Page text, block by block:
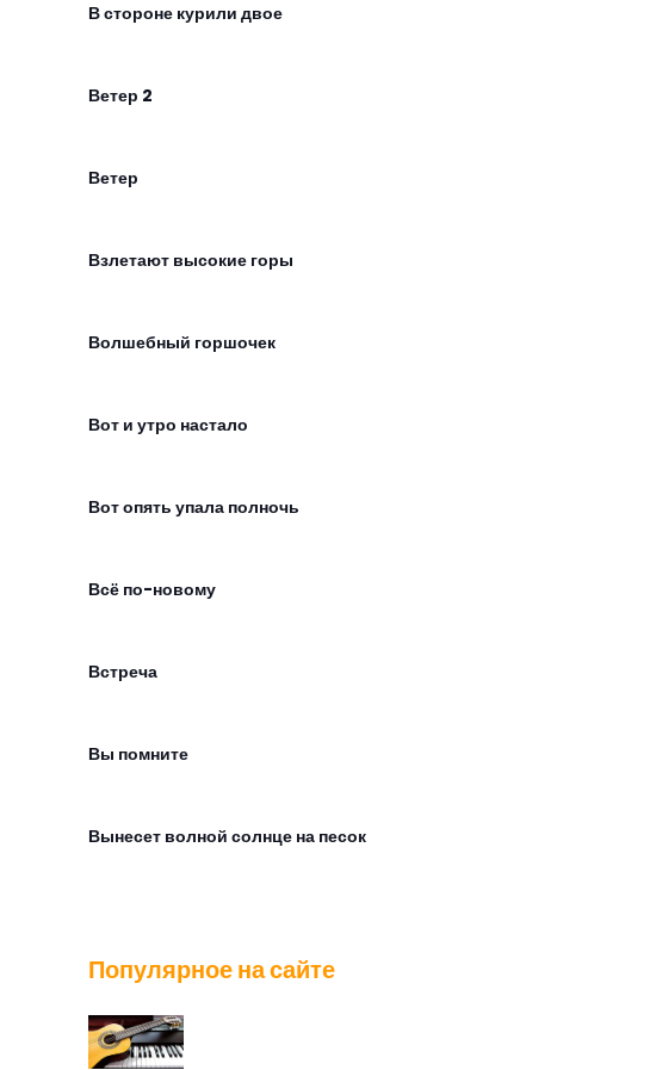
В стороне курили двое
Ветер 2
Ветер
Взлетают высокие горы
Волшебный горшочек
Вот и утро настало
Вот опять упала полночь
Всё по-новому
Встреча
Вы помните
Вынесет волной солнце на песок
Популярное на сайте